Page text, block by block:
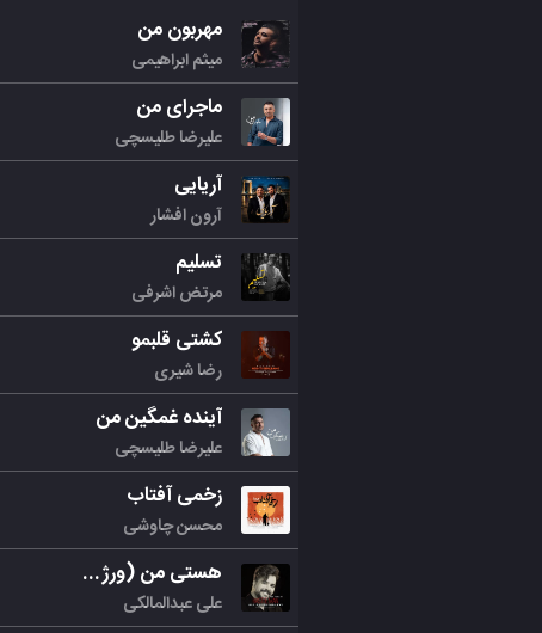
مهربون من
میثم ابراهیمی
ماجرای من
علیرضا طلیسچی
آریایی
آرون افشار
تسلیم
مرتض اشرفی
کشتی قلبمو
رضا شیری
آینده غمگین من
علیرضا طلیسچی
زخمی آفتاب
محسن چاوشی
هستی من (ورژن جدید)
علی عبدالمالکی